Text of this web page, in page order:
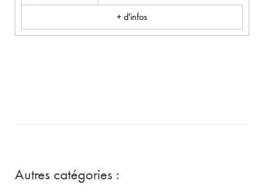
+ d'infos
Autres catégories :